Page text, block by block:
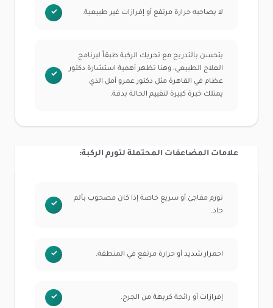
لا يصاحبه حرارة مرتفع أو إفرازات غير طبيعية.
يتحسن بالتدريج مع تحريك الركبة طبقاً لبرنامج
العلاج الطبيعي، وهنا تظهر أهمية استشارة دكتور
عظام في القاهرة مثل دكتور عمرو أمل الذي
يمتلك خبرة كبيرة لتقييم الحالة بدقة.
علامات المضاعفات المحتملة لتورم الركبة:
تورم مفاجئ أو سريع خاصة إذا كان مصحوب بألم
حاد.
احمرار شديد أو حرارة مرتفع في المنطقة.
إفرازات أو رائحة كريهة من الجرح.